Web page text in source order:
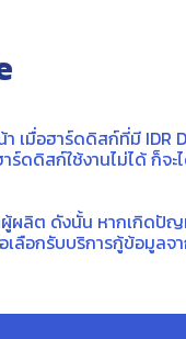
เมื่อฮาร์ดดิสก์ที่มี IDR
ดดิสก์ใช้งานไม่ได้ ก็จ
ผลิต ดังนั้น หากเกิดปั
ลือกรับบริการกู้ข้อมูลจ